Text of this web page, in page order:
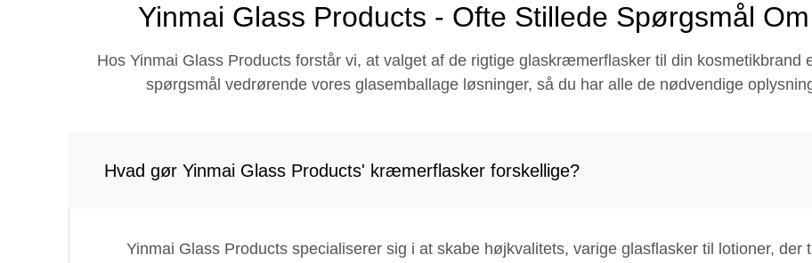
Yinmai Glass Products - Ofte Stillede Spørgsmål
Hos Yinmai Glass Products forstår vi, at valget af de rigtige glaskræmerflasker til din kosmetikbrand
spørgsmål vedrørende vores glasemballage løsninger, så du har alle de nødvendige
Hvad gør Yinmai Glass Products' kræmerflasker forskellige?
Yinmai Glass Products specialiserer sig i at skabe højkvalitets, varige glasflasker til lotioner, der